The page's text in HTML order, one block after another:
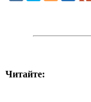
Читайте: